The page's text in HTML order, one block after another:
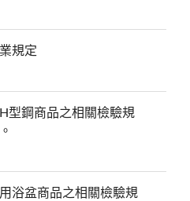
規定
型鋼商品之相關檢驗規
浴盆商品之相關檢驗規